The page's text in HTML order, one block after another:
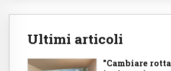
Ultimi articoli
"Cambiare